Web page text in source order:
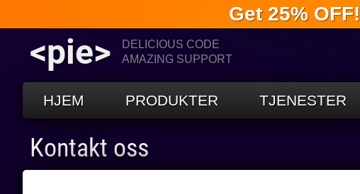
Get 25% OFF!
<pie>
DELICIOUS CODE
AMAZING SUPPORT
HJEM PRODUKTER TJENESTER
Kontakt oss